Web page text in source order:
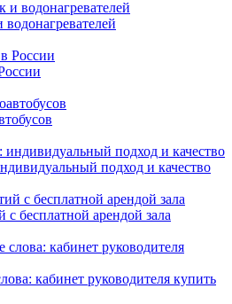
подход и качество
бесплатной арендой зала
кабинет руководителя купить